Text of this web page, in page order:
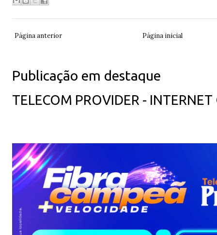
Página anterior Página inicial
Publicação em destaque
TELECOM PROVIDER -